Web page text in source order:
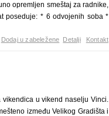
opremljen smeštaj za radnike,
poseduje: * 6 odvojenih soba *
Dodaj u zabeležene Detalji Kontakt
vikendica u vikend naselju Vinci.
između Velikog Gradišta i